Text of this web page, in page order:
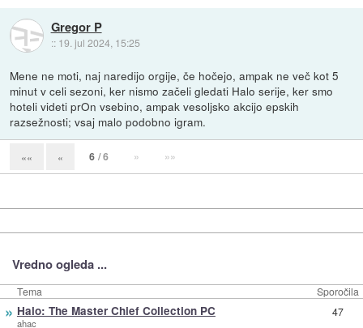
Gregor P
:: 19. jul 2024, 15:25
Mene ne moti, naj naredijo orgije, če hočejo, ampak ne več kot 5
minut v celi sezoni, ker nismo začeli gledati Halo serije, ker smo
hoteli videti prOn vsebino, ampak vesoljsko akcijo epskih
razsežnosti; vsaj malo podobno igram.
«« « 6 / 6 » »»
Vredno ogleda ...
Tema Sporočila
» Halo: The Master Chief Collection PC
ahac
47